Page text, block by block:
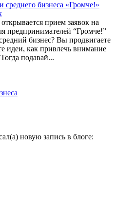
среднего бизнеса «Громче!»
прием заявок на
предпринимателей “Громче!”
бизнес? Вы продвигаете
идеи, как привлечь внимание
подавай...
новую запись в блоге: